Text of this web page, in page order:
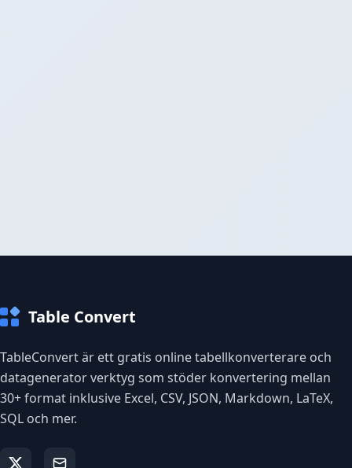
Table Convert
TableConvert är ett gratis online tabellkonverterare och
datagenerator verktyg som stöder konvertering mellan
30+ format inklusive Excel, CSV, JSON, Markdown, LaTeX,
SQL och mer.